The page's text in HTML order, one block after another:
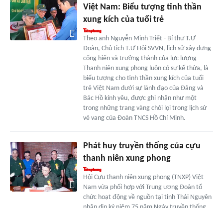
Việt Nam: Biểu tượng tinh thần
xung kích của tuổi trẻ
Theo anh Nguyễn Minh Triết - Bí thư T.Ư
Đoàn, Chủ tịch T.Ư Hội SVVN, lịch sử xây dựng
cống hiến và trưởng thành của lực lượng
Thanh niên xung phong luôn có sự kế thừa, là
biểu tượng cho tinh thần xung kích của tuổi
trẻ Việt Nam dưới sự lãnh đạo của Đảng và
Bác Hồ kính yêu, được ghi nhận như một
trong những trang vàng chói lọi trong lịch sử
vẻ vang của Đoàn TNCS Hồ Chí Minh.
Phát huy truyền thống của cựu
thanh niên xung phong
Hội Cựu thanh niên xung phong (TNXP) Việt
Nam vừa phối hợp với Trung ương Đoàn tổ
chức hoạt động về nguồn tại tỉnh Thái Nguyên